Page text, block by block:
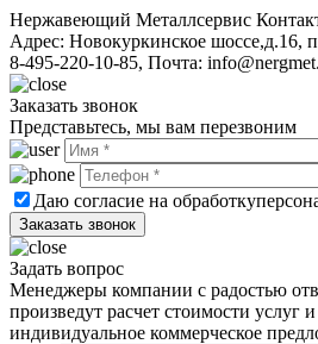
Нержавеющий Металлсервис
Адрес: Новокуркинское шоссе,д.16,
8-495-220-10-85, Почта:
Заказать звонок
Представьтесь, мы вам перезвоним
Даю согласие на обработку
Задать вопрос
Менеджеры компании с радостью
произведут расчет стоимости услуг
индивидуальное коммерческое